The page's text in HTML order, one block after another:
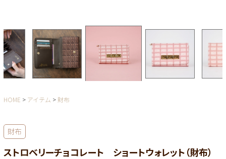
HOME アイテム 財布
財布
ストロベリーチョコレート ショートウォレット（財布）